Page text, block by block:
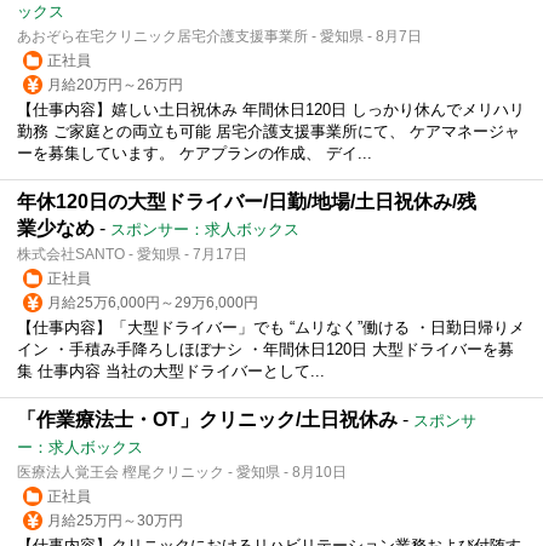
ックス
あおぞら在宅クリニック居宅介護支援事業所 - 愛知県 - 8月7日
正社員
月給20万円～26万円
【仕事内容】嬉しい土日祝休み 年間休日120日 しっかり休んでメリハリ
勤務 ご家庭との両立も可能 居宅介護支援事業所にて、 ケアマネージャ
ーを募集しています。 ケアプランの作成、 デイ...
年休120日の大型ドライバー/日勤/地場/土日祝休み/残
業少なめ - スポンサー：求人ボックス
株式会社SANTO - 愛知県 - 7月17日
正社員
月給25万6,000円～29万6,000円
【仕事内容】「大型ドライバー」でも “ムリなく”働ける ・日勤日帰りメ
イン ・手積み手降ろしほぼナシ ・年間休日120日 大型ドライバーを募
集 仕事内容 当社の大型ドライバーとして...
「作業療法士・OT」クリニック/土日祝休み - スポンサ
ー：求人ボックス
医療法人覚王会 樫尾クリニック - 愛知県 - 8月10日
正社員
月給25万円～30万円